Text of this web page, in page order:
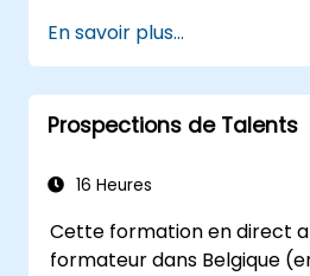
Avoir accès aux
recrutement
En savoir plus...
Prospections de Talents
16 Heures
Cette formation en direct
formateur dans Belgique